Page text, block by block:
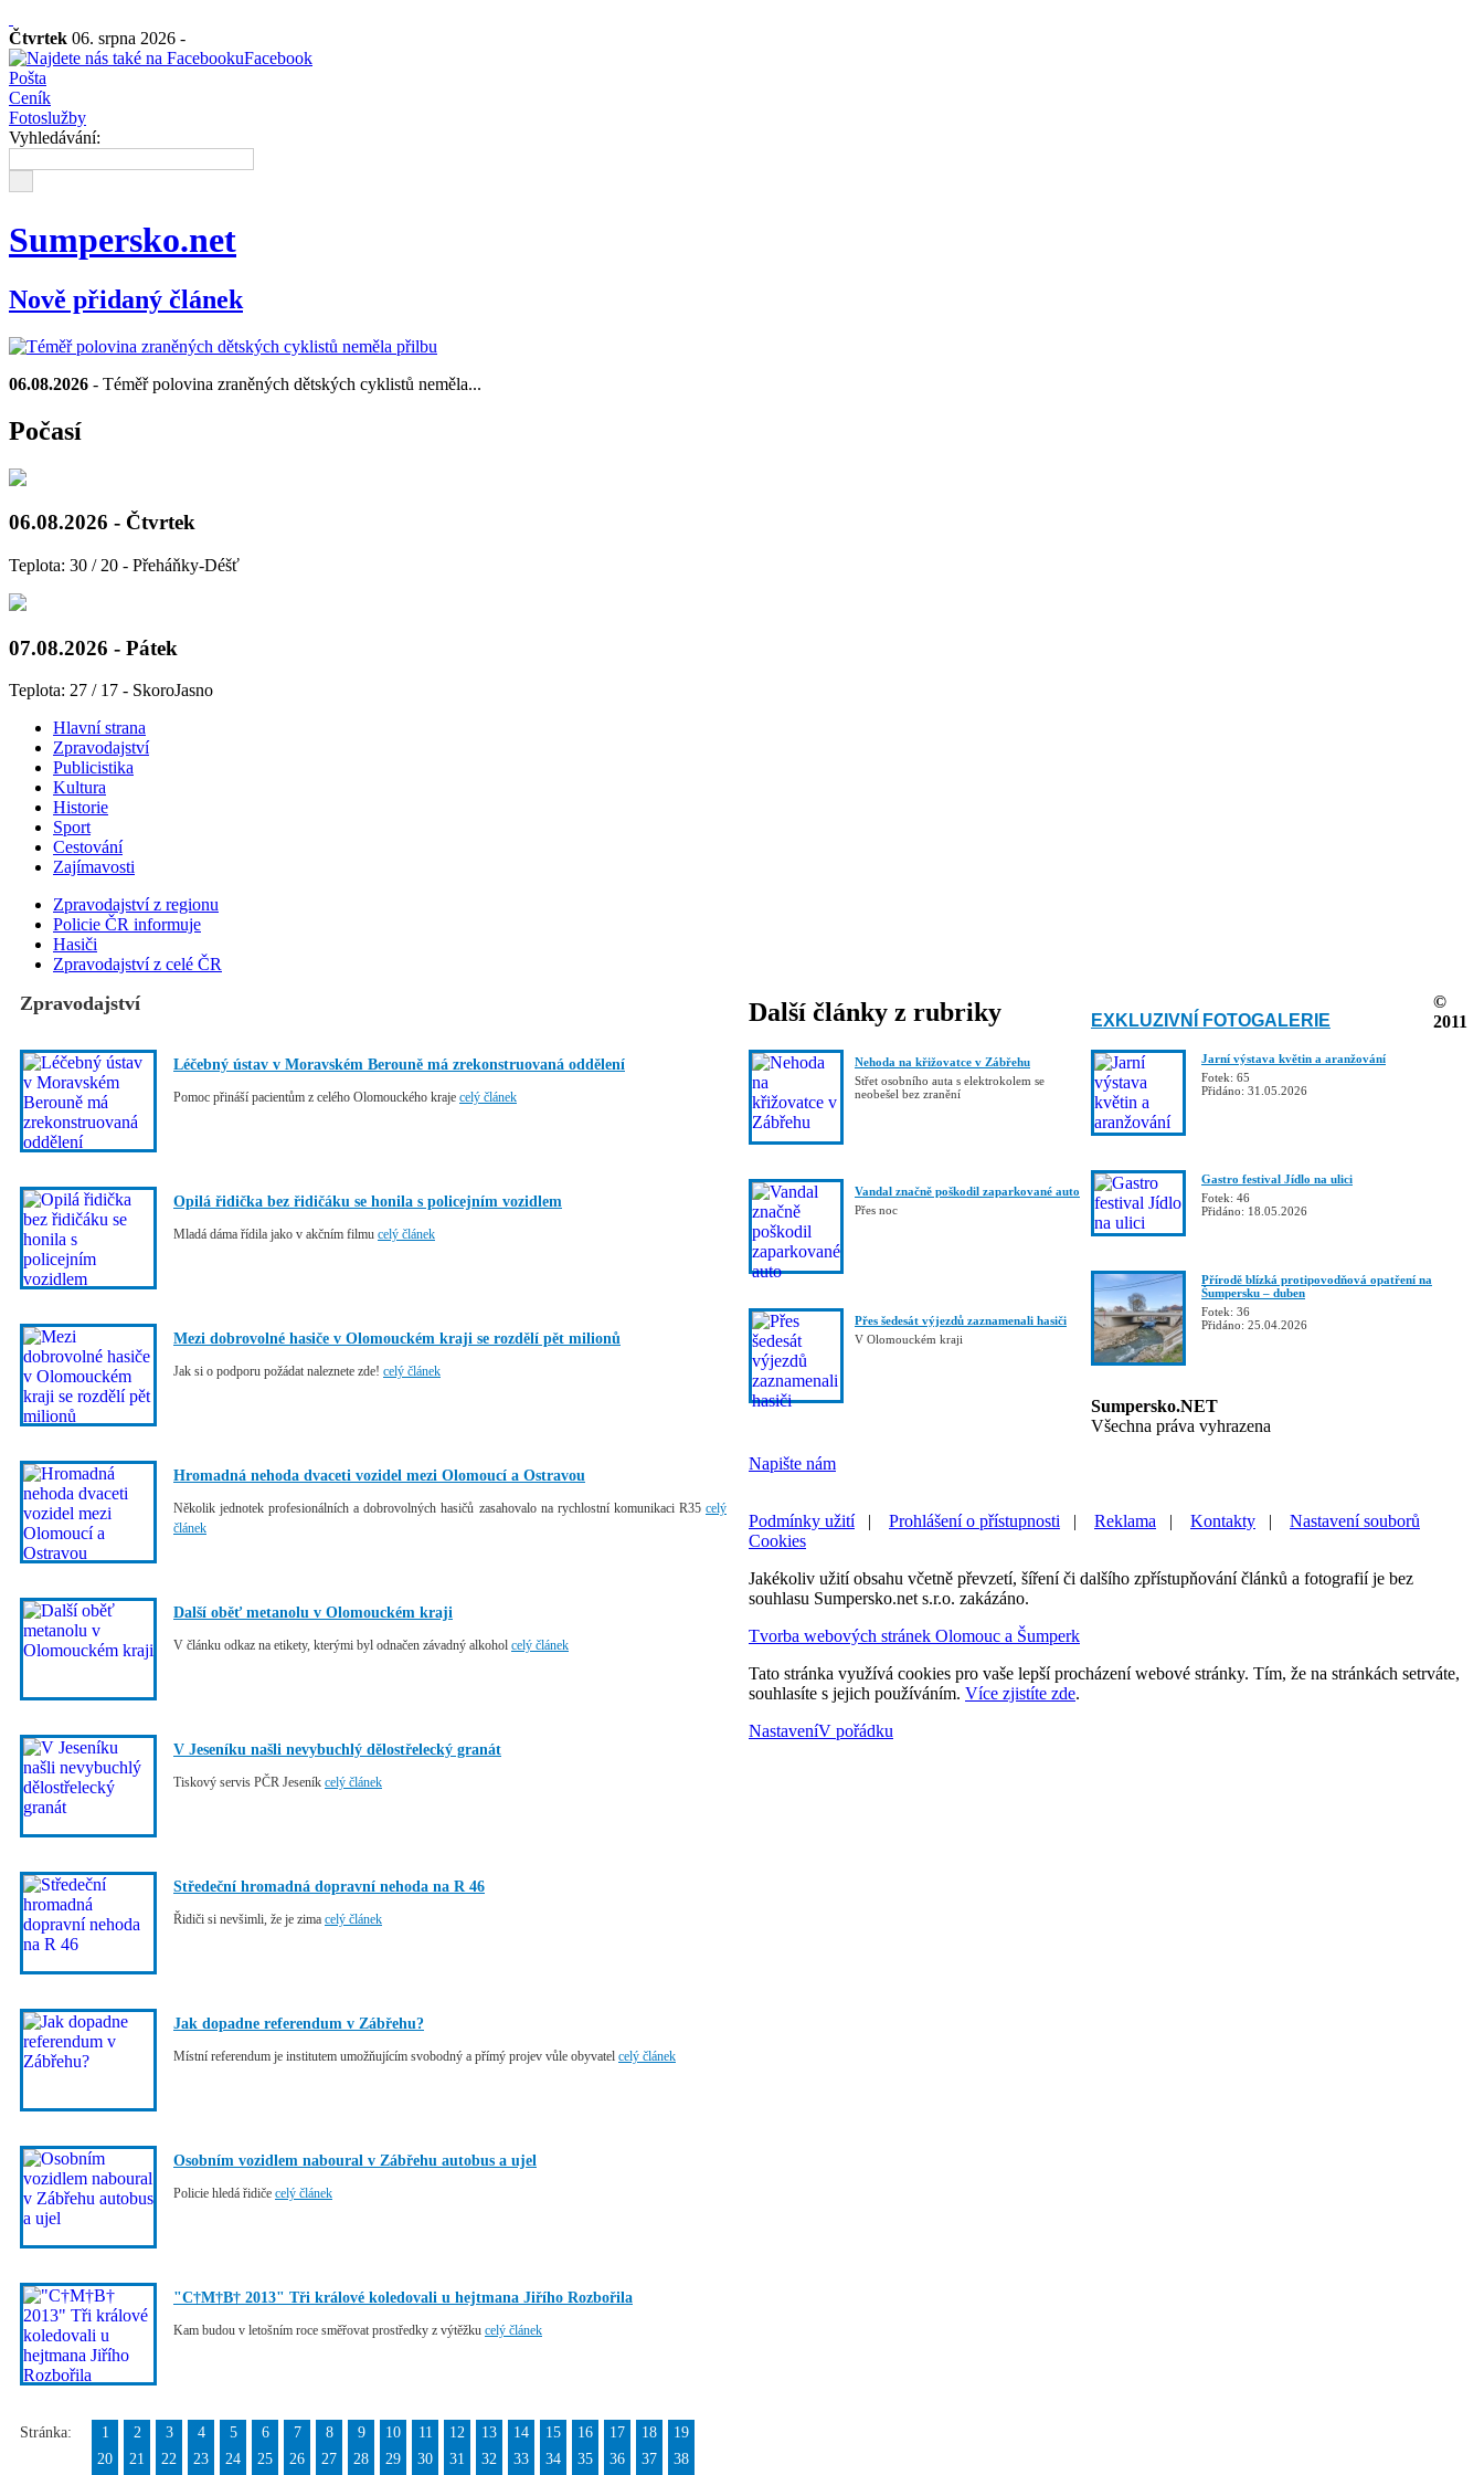
Čtvrtek 06. srpna 2026 -
Facebook
Pošta
Ceník
Fotoslužby
Vyhledávání:
Sumpersko.net
Nově přidaný článek
06.08.2026 - Téměř polovina zraněných dětských cyklistů neměla...
Počasí
06.08.2026 - Čtvrtek
Teplota: 30 / 20 - Přeháňky-Déšť
07.08.2026 - Pátek
Teplota: 27 / 17 - SkoroJasno
Hlavní strana
Zpravodajství
Publicistika
Kultura
Historie
Sport
Cestování
Zajímavosti
Zpravodajství z regionu
Policie ČR informuje
Hasiči
Zpravodajství z celé ČR
Zpravodajství
Léčebný ústav v Moravském Berouně má zrekonstruovaná oddělení
Pomoc přináší pacientům z celého Olomouckého kraje celý článek
Opilá řidička bez řidičáku se honila s policejním vozidlem
Mladá dáma řídila jako v akčním filmu celý článek
Mezi dobrovolné hasiče v Olomouckém kraji se rozdělí pět milionů
Jak si o podporu požádat naleznete zde! celý článek
Hromadná nehoda dvaceti vozidel mezi Olomoucí a Ostravou
Několik jednotek profesionálních a dobrovolných hasičů zasahovalo na rychlostní komunikaci R35 celý
článek
Další oběť metanolu v Olomouckém kraji
V článku odkaz na etikety, kterými byl odnačen závadný alkohol celý článek
V Jeseníku našli nevybuchlý dělostřelecký granát
Tiskový servis PČR Jeseník celý článek
Středeční hromadná dopravní nehoda na R 46
Řidiči si nevšimli, že je zima celý článek
Jak dopadne referendum v Zábřehu?
Místní referendum je institutem umožňujícím svobodný a přímý projev vůle obyvatel celý článek
Osobním vozidlem naboural v Zábřehu autobus a ujel
Policie hledá řidiče celý článek
"C†M†B† 2013" Tři králové koledovali u hejtmana Jiřího Rozbořila
Kam budou v letošním roce směřovat prostředky z výtěžku celý článek
Stránka: 1 2 3 4 5 6 7 8 9 10 11 12 13 14 15 16 17 18
19
20
21 22 23 24 25 26 27 28 29 30 31 32 33 34 35 36 37 38
Další články z rubriky
Nehoda na křižovatce v Zábřehu
Střet osobního auta s elektrokolem se
neobešel bez zranění
Vandal značně poškodil zaparkované auto
Přes noc
Přes šedesát výjezdů zaznamenali hasiči
V Olomouckém kraji
EXKLUZIVNÍ FOTOGALERIE
Jarní výstava květin a aranžování
Fotek: 65
Přidáno: 31.05.2026
Gastro festival Jídlo na ulici
Fotek: 46
Přidáno: 18.05.2026
Přírodě blízká protipovodňová opatření na
Šumpersku – duben
Fotek: 36
Přidáno: 25.04.2026
©
2011
Sumpersko.NET
Všechna práva vyhrazena
Napište nám
Podmínky užití Prohlášení o přístupnosti Reklama Kontakty
Nastavení souborů
Cookies
Jakékoliv užití obsahu včetně převzetí, šíření či dalšího zpřístupňování článků a fotografií je bez
souhlasu Sumpersko.net s.r.o. zakázáno.
Tvorba webových stránek Olomouc a Šumperk
Tato stránka využívá cookies pro vaše lepší procházení webové stránky. Tím, že na stránkách setrváte,
souhlasíte s jejich používáním. Více zjistíte zde.
NastaveníV pořádku